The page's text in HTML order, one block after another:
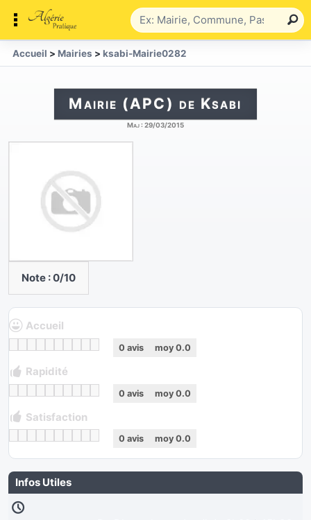
Accueil > Mairies > ksabi-Mairie0282
Mairie (APC) de Ksabi
Maj : 29/03/2015
Note :0/10
Accueil
0 avis moy 0.0
Rapidité
0 avis moy 0.0
Satisfaction
0 avis moy 0.0
Infos Utiles